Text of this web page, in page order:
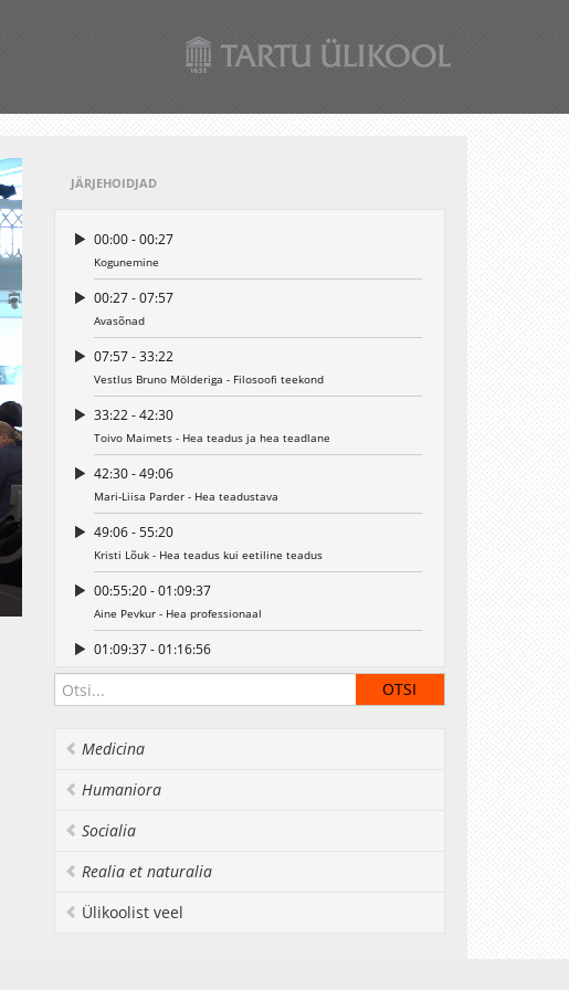
JÄRJEHOIDJAD
00:00 - 00:27
Kogunemine
00:27 - 07:57
Avasõnad
07:57 - 33:22
Vestlus Bruno Mölderiga - Filosoofi teekond
33:22 - 42:30
Toivo Maimets - Hea teadus ja hea teadlane
42:30 - 49:06
Mari-Liisa Parder - Hea teadustava
49:06 - 55:20
Kristi Lõuk - Hea teadus kui eetiline teadus
00:55:20 - 01:09:37
Aine Pevkur - Hea professionaal
01:09:37 - 01:16:56
Siim Sutrop - Hea juht ja hea meeskond
01:16:56 - 01:25:36
Helen Hirsnik - Milline on parim kool?
01:35:10 - 01:42:04
01:42:04 - 01:54:00
Ingi Mihkelsoo - Hea kool kui kiusamisvaba kool
Medicina
Humaniora
Socialia
Realia et naturalia
Ülikoolist veel